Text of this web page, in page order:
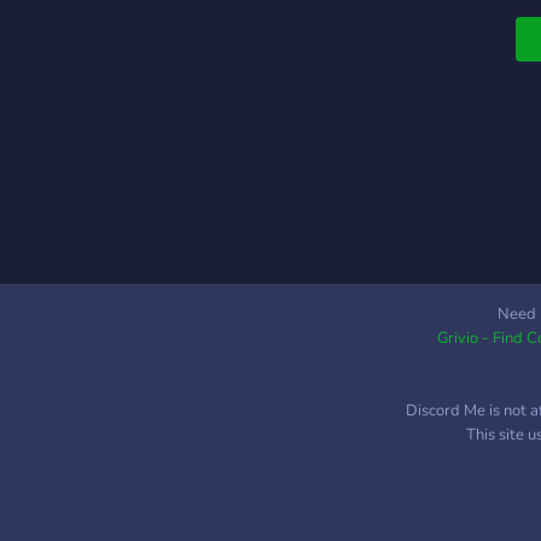
Need
Grivio - Find
Discord Me is not
This site